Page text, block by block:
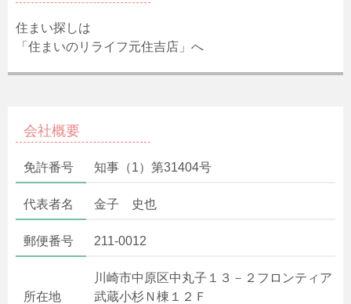
住まい探しは
「住まいのリライフ元住吉店」へ
会社概要
免許番号 知事（1）第31404号
代表者名 金子 史也
郵便番号 211-0012
所在地
川崎市中原区中丸子１３－２フロンティア
武蔵小杉Ｎ棟１２Ｆ